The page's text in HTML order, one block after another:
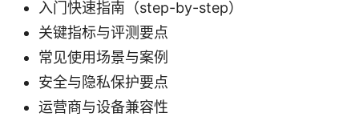
入门快速指南（step-by-step）
关键指标与评测要点
常见使用场景与案例
安全与隐私保护要点
运营商与设备兼容性